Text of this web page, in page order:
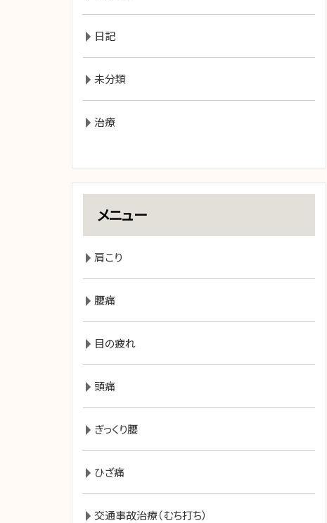
日記
未分類
治療
メニュー
肩こり
腰痛
目の疲れ
頭痛
ぎっくり腰
ひざ痛
交通事故治療（むち打ち）